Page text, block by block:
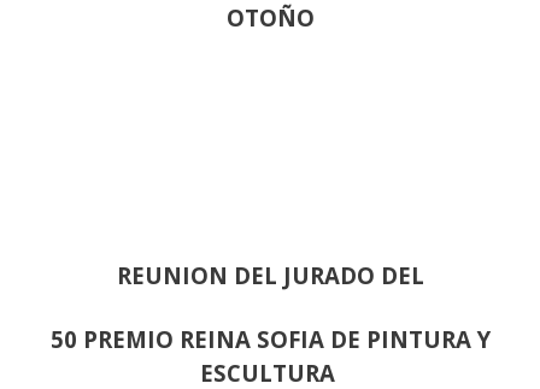
OTOÑO
REUNION DEL JURADO DEL
50 PREMIO REINA SOFIA DE PINTURA Y
ESCULTURA